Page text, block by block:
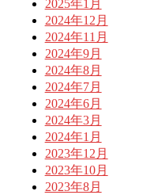
2025年1月
2024年12月
2024年11月
2024年9月
2024年8月
2024年7月
2024年6月
2024年3月
2024年1月
2023年12月
2023年10月
2023年8月